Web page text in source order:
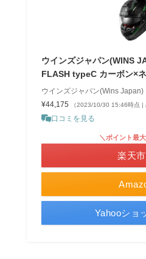
ウインズジャパン(WINS
FLASH typeC カーボン×
ウインズジャパン(Wins Japan)
¥44,175
（2023/10/30 15:46時点 |
口コミを見る
＼ポイント最
楽天
Yahooショ